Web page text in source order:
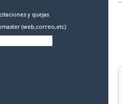
y quejas
(web,correo,etc)